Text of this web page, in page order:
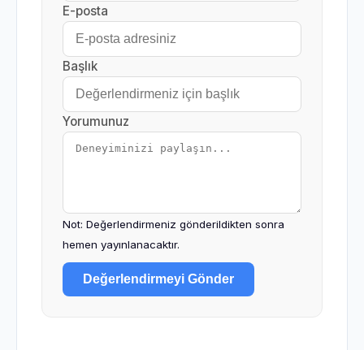
E-posta
Başlık
Yorumunuz
Not: Değerlendirmeniz gönderildikten sonra
hemen yayınlanacaktır.
Değerlendirmeyi Gönder